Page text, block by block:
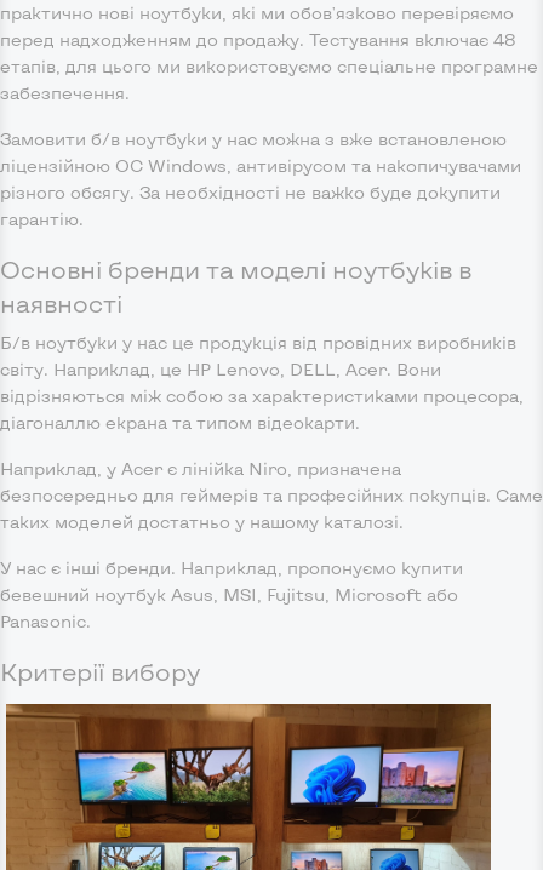
практично нові ноутбуки, які ми обов'язково перевіряємо
перед надходженням до продажу. Тестування включає 48
етапів, для цього ми використовуємо спеціальне програмне
забезпечення.
Замовити б/в ноутбуки у нас можна з вже встановленою
ліцензійною ОС Windows, антивірусом та накопичувачами
різного обсягу. За необхідності не важко буде докупити
гарантію.
Основні бренди та моделі ноутбуків в
наявності
Б/в ноутбуки у нас це продукція від провідних виробників
світу. Наприклад, це HP Lenovo, DELL, Acer. Вони
відрізняються між собою за характеристиками процесора,
діагоналлю екрана та типом відеокарти.
Наприклад, у Acer є лінійка Niro, призначена
безпосередньо для геймерів та професійних покупців. Саме
таких моделей достатньо у нашому каталозі.
У нас є інші бренди. Наприклад, пропонуємо купити
бевешний ноутбук Asus, MSI, Fujitsu, Microsoft або
Panasonic.
Критерії вибору